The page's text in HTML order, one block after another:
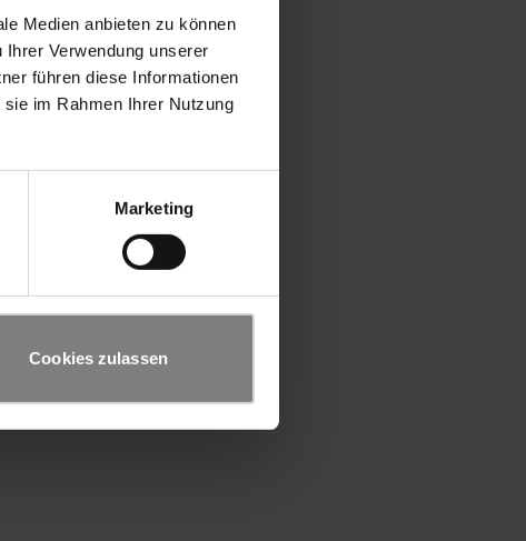
Medien anbieten zu können
Verwendung unserer
führen diese Informationen
im Rahmen Ihrer Nutzung
Marketing
Cookies zulassen